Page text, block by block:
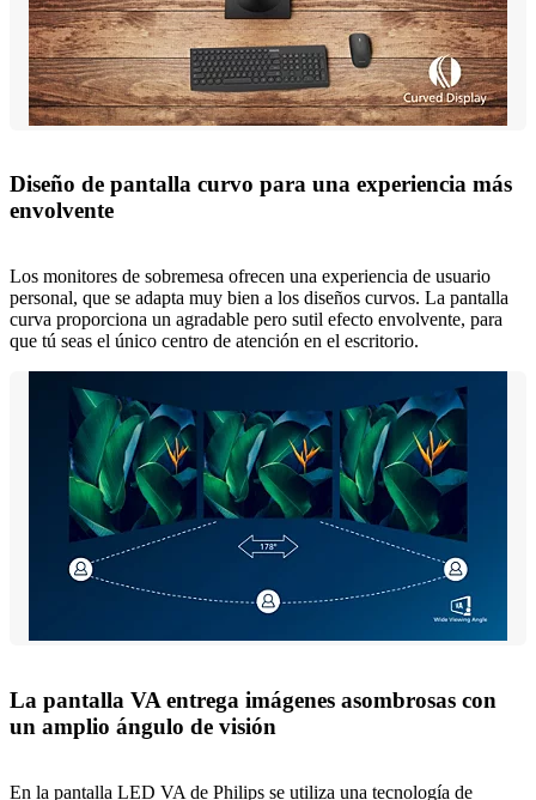
Diseño de pantalla curvo para una experiencia más
envolvente
Los monitores de sobremesa ofrecen una experiencia de usuario
personal, que se adapta muy bien a los diseños curvos. La pantalla
curva proporciona un agradable pero sutil efecto envolvente, para
que tú seas el único centro de atención en el escritorio.
La pantalla VA entrega imágenes asombrosas con
un amplio ángulo de visión
En la pantalla LED VA de Philips se utiliza una tecnología de